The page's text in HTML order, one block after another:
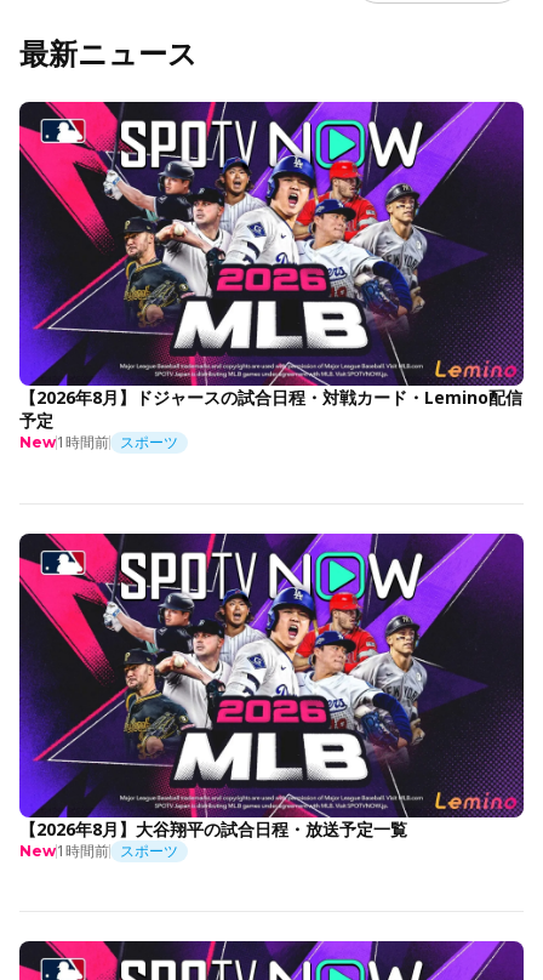
最新ニュース
【2026年8月】ドジャースの試合日程・対戦カード・Lemino配信
予定
New1時間前 スポーツ
【2026年8月】大谷翔平の試合日程・放送予定一覧
New1時間前 スポーツ